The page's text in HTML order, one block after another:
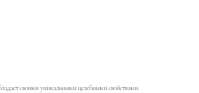
своими уникальными целебными свойствами.